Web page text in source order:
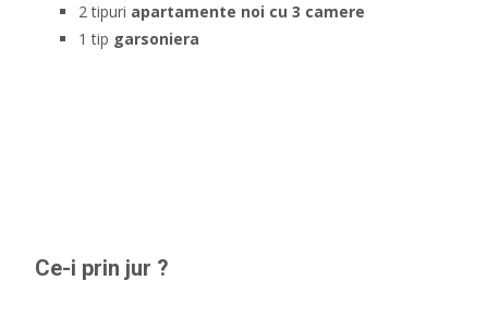
2 tipuri apartamente noi cu 3 camere
1 tip garsoniera
Ce-i prin jur ?